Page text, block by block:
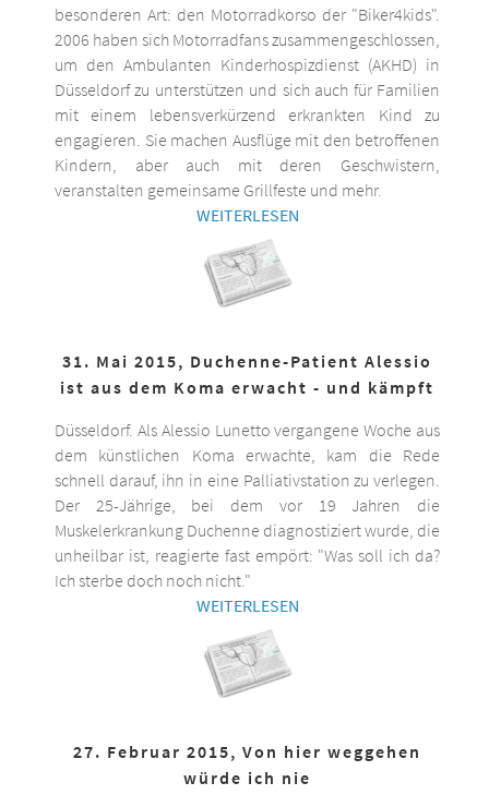
besonderen Art: den Motorradkorso der "Biker4kids".
2006 haben sich Motorradfans zusammengeschlossen,
um den Ambulanten Kinderhospizdienst (AKHD) in
Düsseldorf zu unterstützen und sich auch für Familien
mit einem lebensverkürzend erkrankten Kind zu
engagieren. Sie machen Ausflüge mit den betroffenen
Kindern, aber auch mit deren Geschwistern,
veranstalten gemeinsame Grillfeste und mehr.
WEITERLESEN
31. Mai 2015, Duchenne-Patient Alessio
ist aus dem Koma erwacht - und kämpft
Düsseldorf. Als Alessio Lunetto vergangene Woche aus
dem künstlichen Koma erwachte, kam die Rede
schnell darauf, ihn in eine Palliativstation zu verlegen.
Der 25-Jährige, bei dem vor 19 Jahren die
Muskelerkrankung Duchenne diagnostiziert wurde, die
unheilbar ist, reagierte fast empört: "Was soll ich da?
Ich sterbe doch noch nicht."
WEITERLESEN
27. Februar 2015, Von hier weggehen
würde ich nie